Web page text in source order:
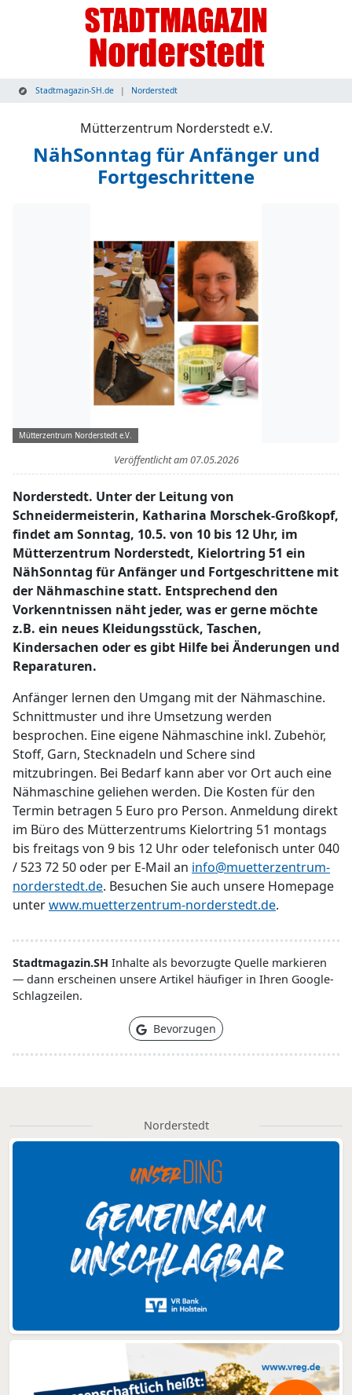
Stadtmagazin-SH.de Norderstedt
Mütterzentrum Norderstedt e.V.
NähSonntag für Anfänger und
Fortgeschrittene
Mütterzentrum Norderstedt e.V.
Veröffentlicht am07.05.2026
Norderstedt. Unter der Leitung von
Schneidermeisterin, Katharina Morschek-Großkopf,
findet am Sonntag, 10.5. von 10 bis 12 Uhr, im
Mütterzentrum Norderstedt, Kielortring 51 ein
NähSonntag für Anfänger und Fortgeschrittene mit
der Nähmaschine statt. Entsprechend den
Vorkenntnissen näht jeder, was er gerne möchte
z.B. ein neues Kleidungsstück, Taschen,
Kindersachen oder es gibt Hilfe bei Änderungen und
Reparaturen.
Anfänger lernen den Umgang mit der Nähmaschine.
Schnittmuster und ihre Umsetzung werden
besprochen. Eine eigene Nähmaschine inkl. Zubehör,
Stoff, Garn, Stecknadeln und Schere sind
mitzubringen. Bei Bedarf kann aber vor Ort auch eine
Nähmaschine geliehen werden. Die Kosten für den
Termin betragen 5 Euro pro Person. Anmeldung direkt
im Büro des Mütterzentrums Kielortring 51 montags
bis freitags von 9 bis 12 Uhr oder telefonisch unter 040
/ 523 72 50 oder per E-Mail an info@muetterzentrum-
norderstedt.de. Besuchen Sie auch unsere Homepage
unterwww.muetterzentrum-norderstedt.de.
Stadtmagazin.SH Inhalte als bevorzugte Quelle markieren
— dann erscheinen unsere Artikel häufiger in Ihren Google-
Schlagzeilen.
Bevorzugen
Norderstedt